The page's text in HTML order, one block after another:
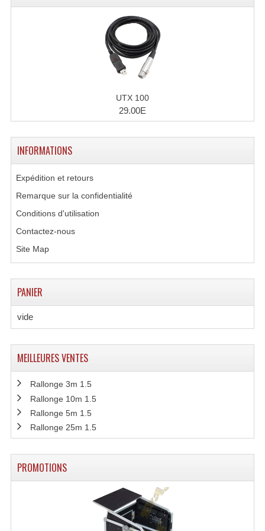
Projecteurs Théatre: Plan Convexe Fresnel
Rampe De Spots
Scanners
Stroboscopes
Câble Rallonge DMX512 MIDI
Câbles Module, Cables Audio
Divers Bricolage
Haut-Parleurs Origine Sav
Membrannes De Haut Parleurs
Amplificateurs (L 100v)
Enceintes Encastrables Ligne 100V 4-8 Ohm
UTX 100
29.00E
INFORMATIONS
Expédition et retours
Remarque sur la confidentialité
Conditions d'utilisation
Contactez-nous
Site Map
PANIER
vide
MEILLEURES VENTES
Rallonge 3m 1.5
Rallonge 10m 1.5
Rallonge 5m 1.5
Rallonge 25m 1.5
PROMOTIONS